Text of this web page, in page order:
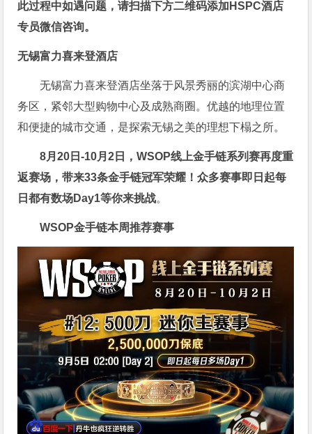
此过程中如遇问题，请扫描下方二维码添加 HSPC酒店
专员微信咨询。
无锡富力喜来登酒店
无锡富力喜来登酒店坐落于风景秀丽的滨湖中心商
务区，紧邻大型购物中心及成熟商圈。优越的地理位置
和便捷的城市交通，是探索无锡之美的理想下榻之所。
8月20日-10月2日，WSOP线上金手链系列赛再度重
返赛场 ，带来33条金手链冠军荣耀！众多赛事即日起每
日都有数场Day1等你来挑战。
WSOP金手链本周推荐赛事